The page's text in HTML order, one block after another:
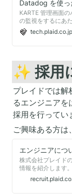
http://
KARTE 管理画面の
の監視をするにあ
や Datadog の活用
善で取り組んだこ
ます。
tech.plaid.co.jp
✨ 採用
プレイドでは解
るエンジニア
採用を行ってい
ご興味ある方は
株式会社プレイド
情報を紹介します
テクノロジーで世
もたらす」という
め、新しいテクノ